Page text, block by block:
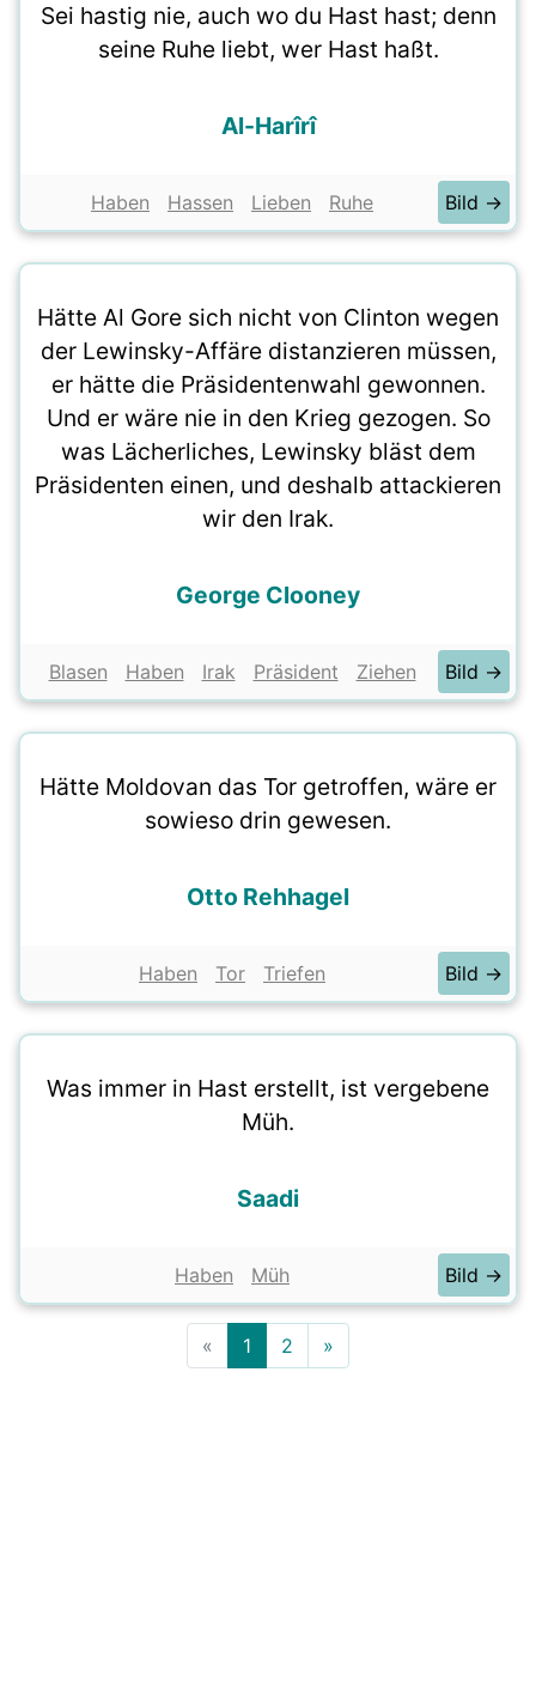
Sei hastig nie, auch wo du Hast hast; denn
seine Ruhe liebt, wer Hast haßt.
Al-Harîrî
Haben Hassen Lieben Ruhe Bild →
Hätte Al Gore sich nicht von Clinton wegen
der Lewinsky-Affäre distanzieren müssen,
er hätte die Präsidentenwahl gewonnen.
Und er wäre nie in den Krieg gezogen. So
was Lächerliches, Lewinsky bläst dem
Präsidenten einen, und deshalb attackieren
wir den Irak.
George Clooney
Blasen Haben Irak Präsident Ziehen Bild →
Hätte Moldovan das Tor getroffen, wäre er
sowieso drin gewesen.
Otto Rehhagel
Haben Tor Triefen Bild →
Was immer in Hast erstellt, ist vergebene
Müh.
Saadi
Haben Müh Bild →
« 1 2 »